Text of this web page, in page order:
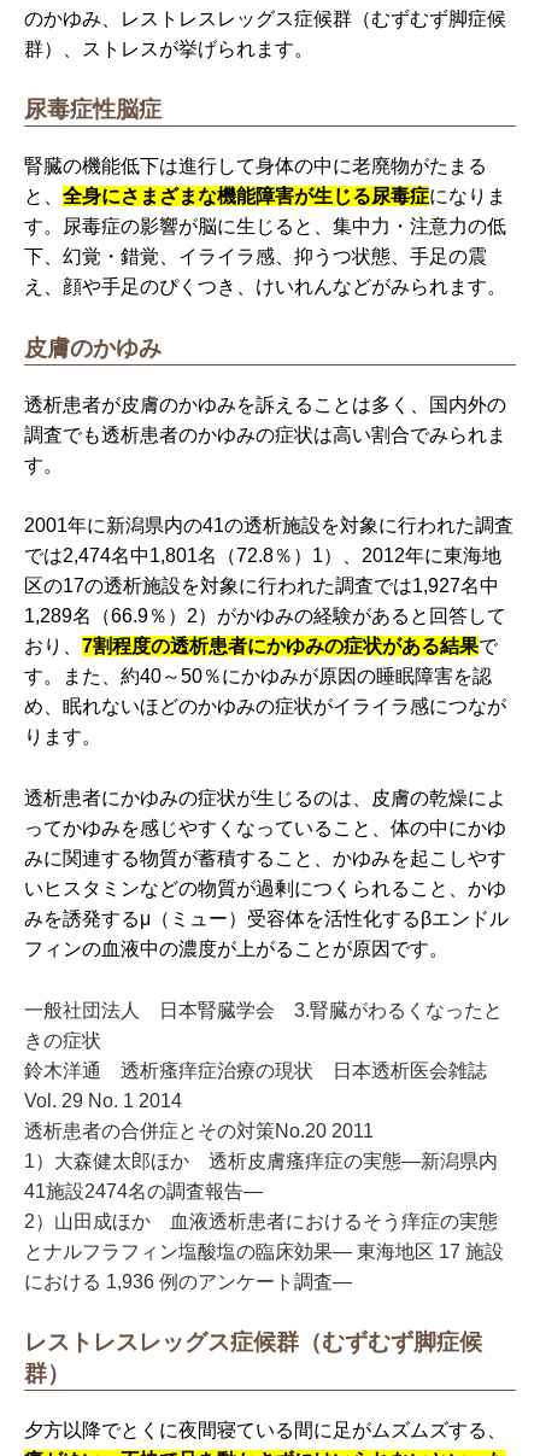
のかゆみ、レストレスレッグス症候群（むずむず脚症候
群）、ストレスが挙げられます。
尿毒症性脳症
腎臓の機能低下は進行して身体の中に老廃物がたまる
と、 全身にさまざまな機能障害が生じる尿毒症になりま
す。尿毒症の影響が脳に生じると、集中力・注意力の低
下、幻覚・錯覚、イライラ感、抑うつ状態、手足の震
え、顔や手足のぴくつき、けいれんなどがみられます。
皮膚のかゆみ
透析患者が皮膚のかゆみを訴えることは多く、国内外の
調査でも透析患者のかゆみの症状は高い割合でみられま
す。
2001年に新潟県内の41の透析施設を対象に行われた調査
では2,474名中1,801名（72.8％）1）、2012年に東海地
区の17の透析施設を対象に行われた調査では1,927名中
1,289名（66.9％）2）がかゆみの経験があると回答して
おり、 7割程度の透析患者にかゆみの症状がある結果で
す。また、約40～50％にかゆみが原因の睡眠障害を認
め、眠れないほどのかゆみの症状がイライラ感につなが
ります。
透析患者にかゆみの症状が生じるのは、皮膚の乾燥によ
ってかゆみを感じやすくなっていること、体の中にかゆ
みに関連する物質が蓄積すること、かゆみを起こしやす
いヒスタミンなどの物質が過剰につくられること、かゆ
みを誘発するμ（ミュー）受容体を活性化するβエンドル
フィンの血液中の濃度が上がることが原因です。
一般社団法人 日本腎臓学会 3.腎臓がわるくなったと
きの症状
鈴木洋通 透析瘙痒症治療の現状 日本透析医会雑誌
Vol. 29 No. 1 2014
透析患者の合併症とその対策No.20 2011
1）大森健太郎ほか 透析皮膚瘙痒症の実態―新潟県内
41施設2474名の調査報告―
2）山田成ほか 血液透析患者におけるそう痒症の実態
とナルフラフィン塩酸塩の臨床効果― 東海地区 17 施設
における 1,936 例のアンケート調査―
レストレスレッグス症候群（むずむず脚症候
群）
夕方以降でとくに夜間寝ている間に足がムズムズする、